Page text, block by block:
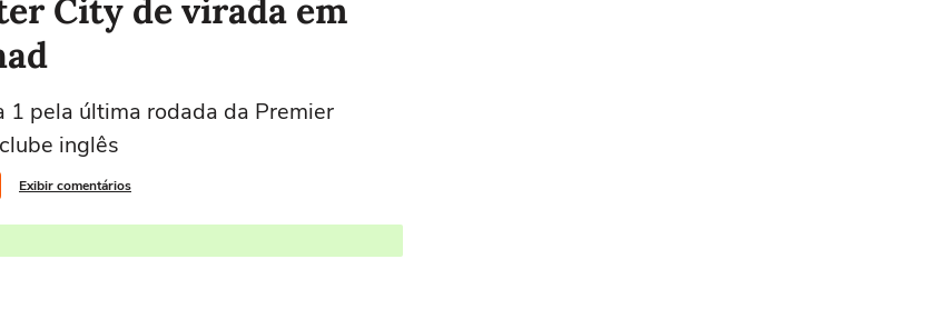
City de virada em
pela última rodada da Premier
inglês
Exibir comentários